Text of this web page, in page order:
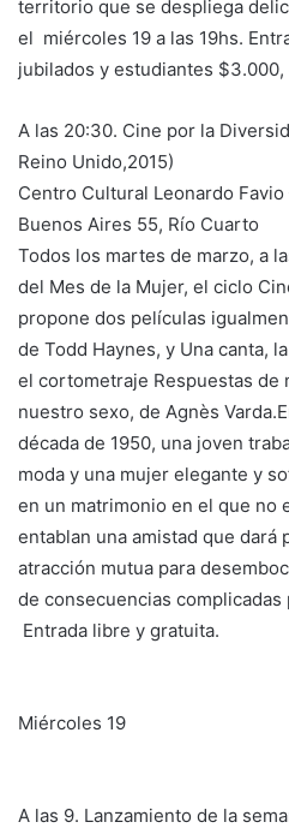
territorio que se despliega
el miércoles 19 a las 19hs.
jubilados y estudiantes
A las 20:30. Cine por la
Reino Unido,2015)
Centro Cultural Leonardo
Buenos Aires 55, Río Cuarto
Todos los martes de marzo, a
del Mes de la Mujer, el ciclo
propone dos películas
de Todd Haynes, y Una canta,
el cortometraje Respuestas de
nuestro sexo, de Agnès
década de 1950, una joven
moda y una mujer elegante y
en un matrimonio en el que no
entablan una amistad que dará
atracción mutua para
de consecuencias complicadas
Entrada libre y gratuita.
Miércoles 19
A las 9. Lanzamiento de la